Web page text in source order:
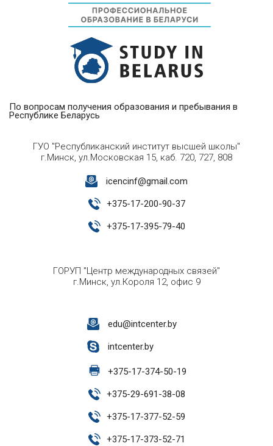
По вопросам получения образования и пребывания в
Республике Беларусь
ГУО "Республиканский институт высшей школы"
г.Минск, ул.Московская 15, каб. 720, 727, 808
icencinf@gmail.com
+375-17-200-90-37
+375-17-395-79-40
ГОРУП "Центр международных связей"
г.Минск, ул.Короля 12, офис 9
edu@intcenter.by
intcenter.by
+375-17-374-50-19
+375-29-691-38-08
+375-17-377-52-59
+375-17-373-52-71